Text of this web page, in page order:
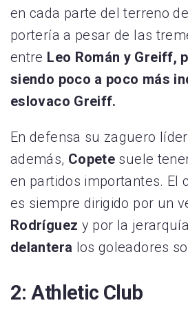
en cada parte del terreno
portería a pesar de las
entre Leo Román y Greiff,
siendo poco a poco más
eslovaco Greiff.
En defensa su zaguero
además, Copete suele
en partidos importantes. El
es siempre dirigido por un
Rodríguez y por la
delantera los goleadores
2: Athletic Club